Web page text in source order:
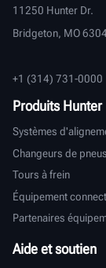
11250 Hunter Dr.
Bridgeton, MO
+1 (314) 731-0000
Produits Hunter
Systèmes
Changeurs de pneus
Tours à frein
Équipement
Partenaires
Aide et soutien